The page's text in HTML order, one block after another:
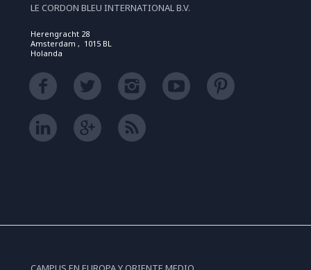
LE CORDON BLEU INTERNATIONAL B.V.
Herengracht 28
Amsterdam , 1015 BL
Holanda